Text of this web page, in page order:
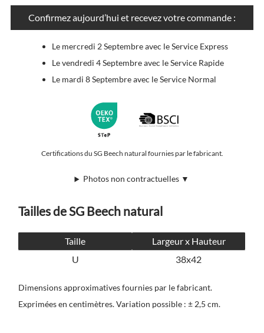
Confirmez aujourd’hui et recevez votre commande :
Le mercredi 2 Septembre avec le Service Express
Le vendredi 4 Septembre avec le Service Rapide
Le mardi 8 Septembre avec le Service Normal
Certifications du SG Beech natural fournies par le fabricant.
Photos non contractuelles ▼
Tailles de SG Beech natural
Taille
Largeur x Hauteur
U
38x42
Dimensions approximatives fournies par le fabricant.
Exprimées en centimètres. Variation possible : ± 2,5 cm.